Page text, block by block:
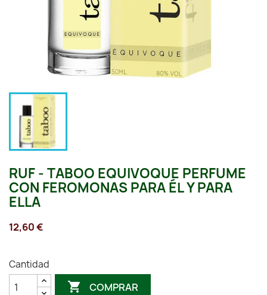
RUF - TABOO EQUIVOQUE PERFUME
CON FEROMONAS PARA ÉL Y PARA
ELLA
12,60 €
Cantidad
 COMPRAR